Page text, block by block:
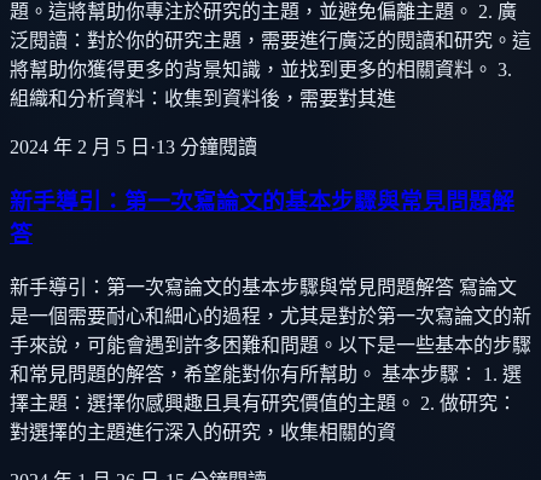
題。這將幫助你專注於研究的主題，並避免偏離主題。 2. 廣
泛閱讀：對於你的研究主題，需要進行廣泛的閱讀和研究。這
將幫助你獲得更多的背景知識，並找到更多的相關資料。 3.
組織和分析資料：收集到資料後，需要對其進
2024 年 2 月 5 日 ·13 分鐘閱讀
新手導引：第一次寫論文的基本步驟與常見問題解
答
新手導引：第一次寫論文的基本步驟與常見問題解答 寫論文
是一個需要耐心和細心的過程，尤其是對於第一次寫論文的新
手來說，可能會遇到許多困難和問題。以下是一些基本的步驟
和常見問題的解答，希望能對你有所幫助。 基本步驟： 1. 選
擇主題：選擇你感興趣且具有研究價值的主題。 2. 做研究：
對選擇的主題進行深入的研究，收集相關的資